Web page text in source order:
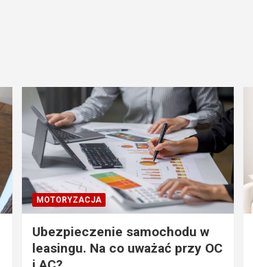
MOTORYZACJA
Ubezpieczenie samochodu w
leasingu. Na co uważać przy OC